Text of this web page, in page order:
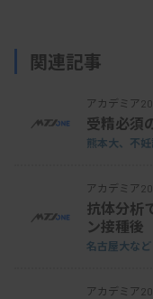
関連記事
アカデミア
受精必須
熊本大、不
アカデミア
抗体分析
ン接種後
名古屋大など
アカデミア